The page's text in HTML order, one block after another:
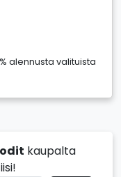
alennusta valituista
kaupalta